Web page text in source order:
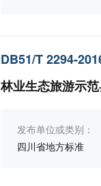
DB51/T 2294-
林业生态旅游示
发布单位或类别：
四川省地方标准